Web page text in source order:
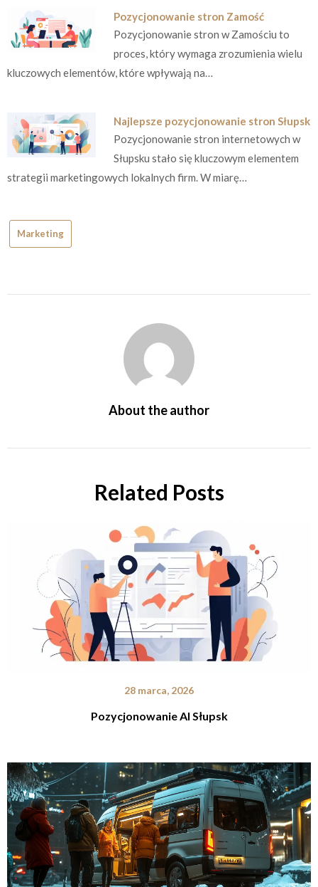
Pozycjonowanie stron Zamość
Pozycjonowanie stron w Zamościu to
proces, który wymaga zrozumienia wielu
kluczowych elementów, które wpływają na…
Najlepsze pozycjonowanie stron Słupsk
Pozycjonowanie stron internetowych w
Słupsku stało się kluczowym elementem
strategii marketingowych lokalnych firm. W miarę…
Marketing
About the author
Related Posts
28 marca, 2026
Pozycjonowanie AI Słupsk